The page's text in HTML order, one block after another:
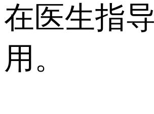
在医生指
用。